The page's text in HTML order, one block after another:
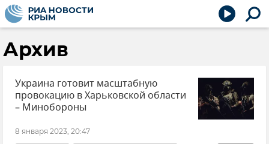
Архив
Украина готовит масштабную
провокацию в Харьковской области
– Минобороны
8 января 2023, 20:47